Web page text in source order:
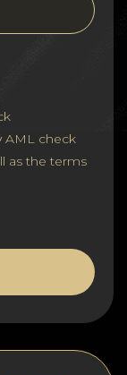
AML check
as the terms